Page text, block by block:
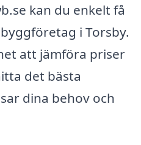
kan du enkelt få
i Torsby.
att jämföra priser
det bästa
dina behov och